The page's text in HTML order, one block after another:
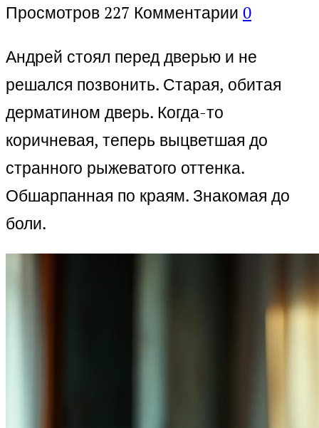
Просмотров 227 Комментарии 0
Андрей стоял перед дверью и не
решался позвонить. Старая, обитая
дерматином дверь. Когда-то
коричневая, теперь выцветшая до
странного рыжеватого оттенка.
Обшарпанная по краям. Знакомая до
боли.